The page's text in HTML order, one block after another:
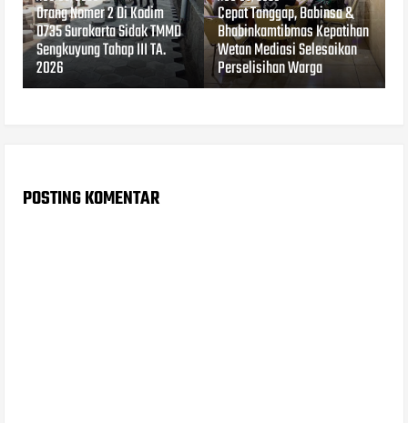
Orang Nomer 2 Di Kodim
0735 Surakarta Sidak TMMD
Sengkuyung Tahap III TA.
2026
Cepat Tanggap, Babinsa &
Bhabinkamtibmas Kepatihan
Wetan Mediasi Selesaikan
Perselisihan Warga
POSTING KOMENTAR